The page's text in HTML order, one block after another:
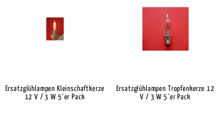
Ersatzglühlampen Kleinschaftkerze
12 V / 3 W 5´er Pack
Ersatzglühlampen Tropfenkerze 12
V / 3 W 5´er Pack